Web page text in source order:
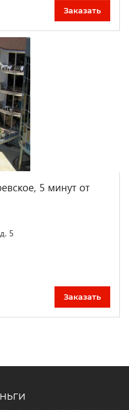
Заказать
5 минут от
5
Заказать